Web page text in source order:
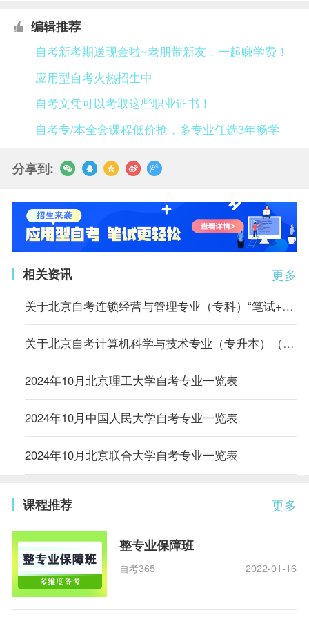
编辑推荐
自考新考期送现金啦~老朋带新友，一起赚学费！
应用型自考火热招生中
自考文凭可以考取这些职业证书！
自考专/本全套课程低价抢，多专业任选3年畅学
分享到:
更多
相关资讯
关于北京自考连锁经营与管理专业（专科）“笔试+实践”课程成绩核定的说明
关于北京自考计算机科学与技术专业（专升本）（原计算机信息管理专业）相关课程的顶替说明
2024年10月北京理工大学自考专业一览表
2024年10月中国人民大学自考专业一览表
2024年10月北京联合大学自考专业一览表
更多
课程推荐
整专业保障班
自考365 2022-01-16